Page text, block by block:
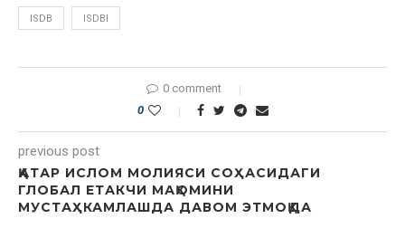
ISDB ISDBI
0 comment
0
previous post
ҚАТАР ИСЛОМ МОЛИЯСИ СОҲАСИДАГИ
ГЛОБАЛ ЕТАКЧИ МАҚОМИНИ
МУСТАҲКАМЛАШДА ДАВОМ ЭТМОҚДА